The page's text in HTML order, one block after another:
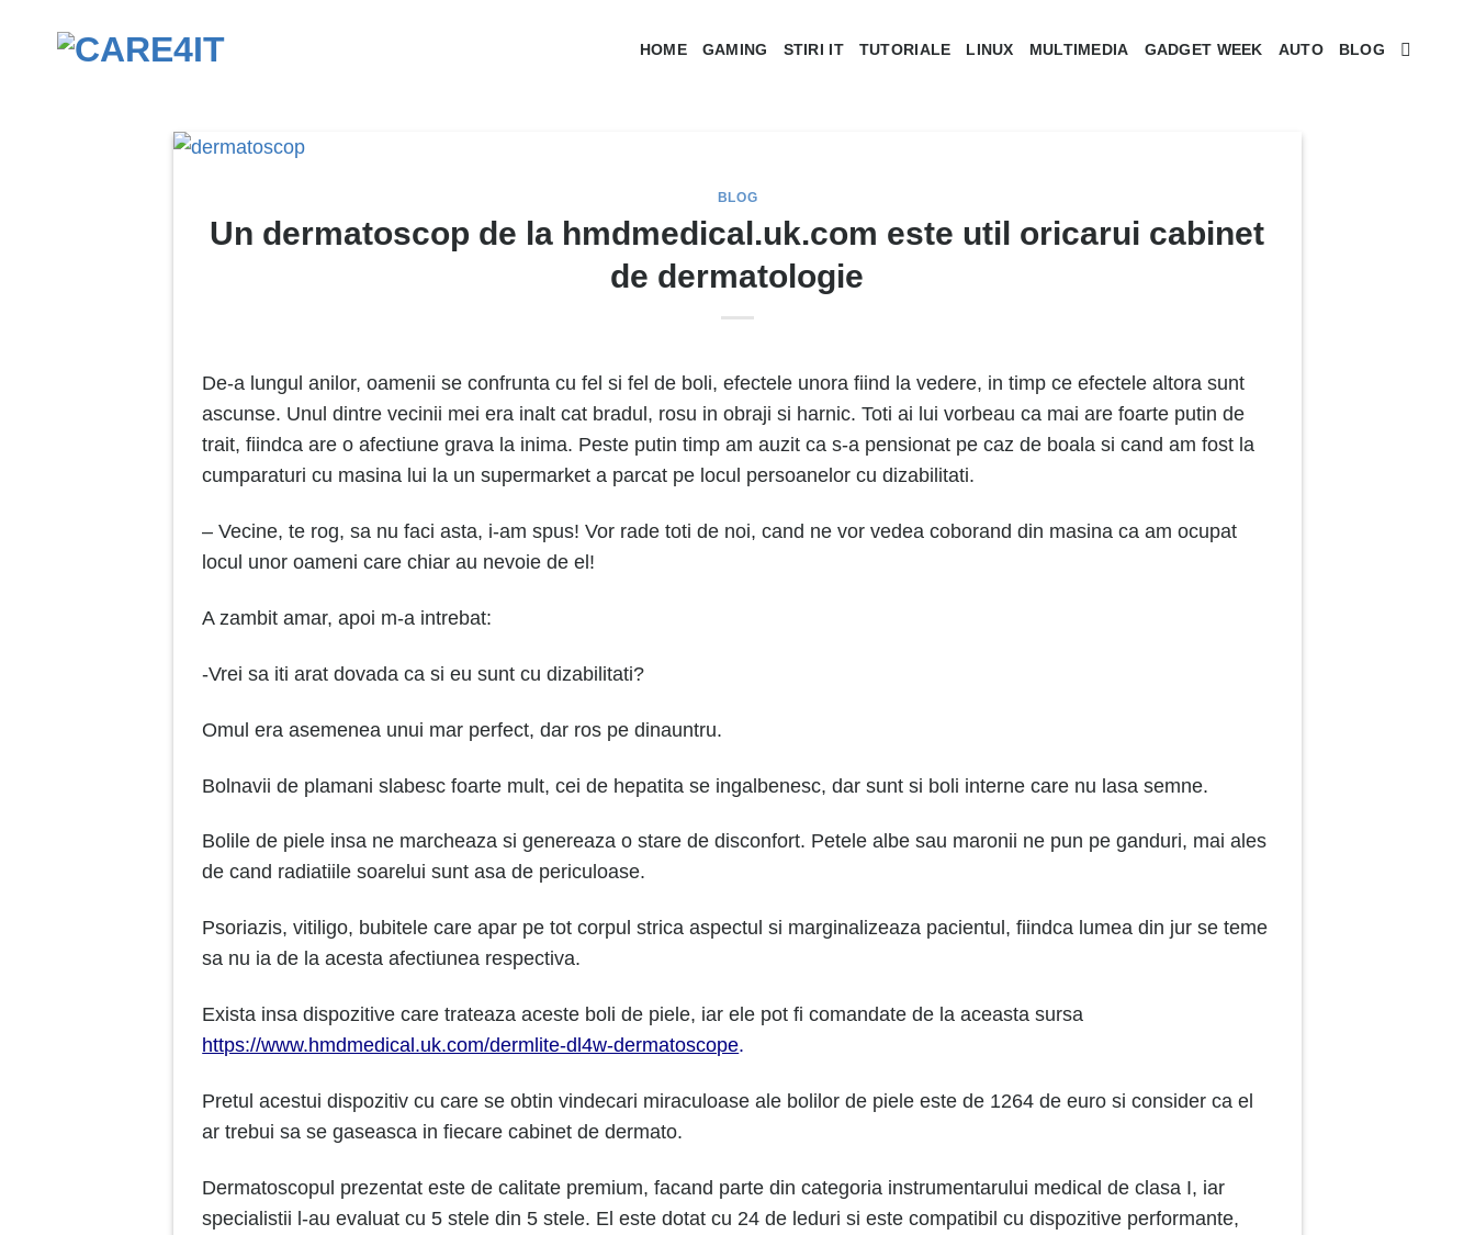
HOME GAMING STIRI IT TUTORIALE LINUX MULTIMEDIA GADGET WEEK AUTO BLOG
BLOG
Un dermatoscop de la hmdmedical.uk.com este util oricarui cabinet
de dermatologie
De-a lungul anilor, oamenii se confrunta cu fel si fel de boli, efectele unora fiind la vedere, in timp ce efectele altora sunt
ascunse. Unul dintre vecinii mei era inalt cat bradul, rosu in obraji si harnic. Toti ai lui vorbeau ca mai are foarte putin de
trait, fiindca are o afectiune grava la inima. Peste putin timp am auzit ca s-a pensionat pe caz de boala si cand am fost la
cumparaturi cu masina lui la un supermarket a parcat pe locul persoanelor cu dizabilitati.
– Vecine, te rog, sa nu faci asta, i-am spus! Vor rade toti de noi, cand ne vor vedea coborand din masina ca am ocupat
locul unor oameni care chiar au nevoie de el!
A zambit amar, apoi m-a intrebat:
-Vrei sa iti arat dovada ca si eu sunt cu dizabilitati?
Omul era asemenea unui mar perfect, dar ros pe dinauntru.
Bolnavii de plamani slabesc foarte mult, cei de hepatita se ingalbenesc, dar sunt si boli interne care nu lasa semne.
Bolile de piele insa ne marcheaza si genereaza o stare de disconfort. Petele albe sau maronii ne pun pe ganduri, mai ales
de cand radiatiile soarelui sunt asa de periculoase.
Psoriazis, vitiligo, bubitele care apar pe tot corpul strica aspectul si marginalizeaza pacientul, fiindca lumea din jur se teme
sa nu ia de la acesta afectiunea respectiva.
Exista insa dispozitive care trateaza aceste boli de piele, iar ele pot fi comandate de la aceasta sursa
https://www.hmdmedical.uk.com/dermlite-dl4w-dermatoscope.
Pretul acestui dispozitiv cu care se obtin vindecari miraculoase ale bolilor de piele este de 1264 de euro si consider ca el
ar trebui sa se gaseasca in fiecare cabinet de dermato.
Dermatoscopul prezentat este de calitate premium, facand parte din categoria instrumentarului medical de clasa I, iar
specialistii l-au evaluat cu 5 stele din 5 stele. El este dotat cu 24 de leduri si este compatibil cu dispozitive performante,